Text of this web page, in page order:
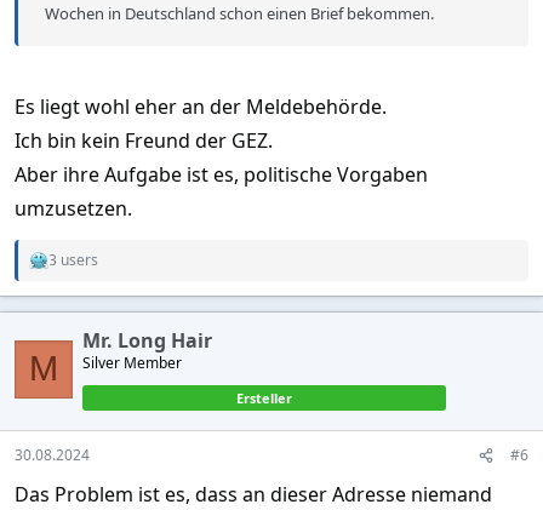
Wochen in Deutschland schon einen Brief bekommen.
Es liegt wohl eher an der Meldebehörde.
Ich bin kein Freund der GEZ.
Aber ihre Aufgabe ist es, politische Vorgaben
umzusetzen.
R
a
t
o
n
3 users
M
Mr. Long Hair
Silver Member
Ersteller
30.08.2024 #6
Das Problem ist es, dass an dieser Adresse niemand